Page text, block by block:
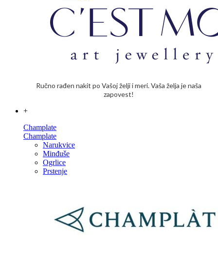
Ručno rađen nakit po Vašoj želji i meri. Vaša želja je naša
zapovest!
+
Champlate
Champlate
Narukvice
Minđuše
Ogrlice
Prstenje